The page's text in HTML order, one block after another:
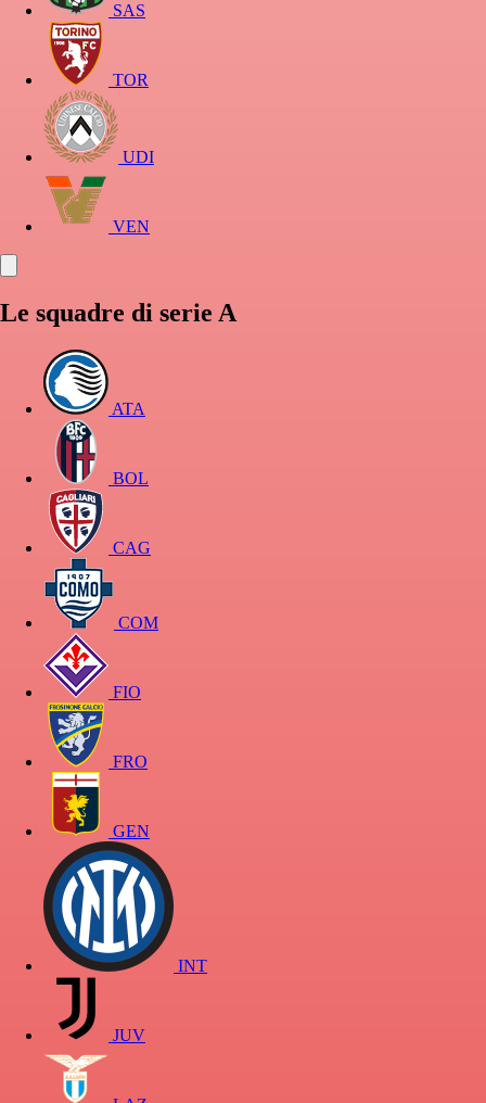
SAS
TOR
UDI
VEN
Le squadre di serie A
ATA
BOL
CAG
COM
FIO
FRO
GEN
INT
JUV